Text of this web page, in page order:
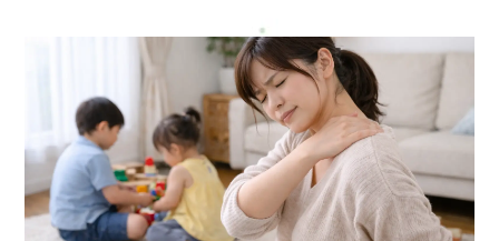
整体では、育児で負担が集中しやすい首・肩・背中・骨盤まわ
りのバランスを整え、筋肉の緊張をやわらげていきます。特に
僧帽筋、肩甲挙筋、小胸筋などの硬さが強い場合は、姿勢全体
を見ながら調整することで頭痛の出にくい状態を目指します。
また、頭痛がある方は肩だけをほぐせばよいわけではありませ
ん。呼吸の浅さ、胸郭の動き、骨盤の傾きなども影響するた
め、全身のつながりを見て施術することが大切です。育児中の
方は自分の体のケアを後回しにしやすいですが、体の負担を整
勢のバランスを整えていきます。育児による首こりは、首だけ
ではなく背中や骨盤のバランスも関係することが多いため、全
身の状態を見ながら施術を行うことが大切です。僧帽筋や肩甲
挙筋、小胸筋の緊張を緩めることで首の動きが改善し、負担の
かかりにくい姿勢に整えていきます。育児中は自分の体のケア
を後回しにしやすいですが、体を整えることで日常の育児も少
し楽になります。横浜や戸塚、戸塚区で育児による首の痛みや
コリに悩んでいる方は、無理を続ける前に体の状態を見直して
まま育児を続けると、次のような不調につながることがありま
す。・首こり・頭痛・背中の張り・腕のだるさ・集中力の低
下・自律神経の乱れ育児中は休息時間が少ないため、筋肉の疲
労が回復しないまま負担が蓄積し、肩こりが慢性化しやすくな
ります。改善方法 育児中の肩こりを改善するには、日常生活の
中で肩や背中の負担を減らす工夫が大切です。・抱っこは左右
交互に行う・授乳時はクッションを使用する・肩甲骨を動かす
ストレッチ・胸の前を伸ばすストレッチ・スマホを見る位置を
高くする・短時間でも休息を取る特に肩甲骨を動かす運動は、
背骨を支える筋肉で、長時間の前かがみ姿勢で負担がかかりま
す。腰方形筋は腰の左右バランスを支える筋肉で、片側抱っこ
が続くと緊張しやすくなります。腸腰筋は姿勢を安定させる筋
肉で、長時間座る姿勢や前かがみ姿勢で硬くなりやすい筋肉で
す。体に起こる変化育児による腰痛では、腰の筋肉が緊張する
だけでなく骨盤や背骨のバランスにも変化が起こります。前か
がみ姿勢が続くと骨盤が後ろに傾きやすくなり、腰の自然なカ
ーブが失われやすくなります。すると背中や腰の筋肉が常に緊
丸くなることで筋肉が緊張しやすくなります。育児による背中
の痛みは、長時間の抱っこや猫背姿勢によって背中の筋肉が疲
労し、血流が低下することで起こりやすくなります。育児・子
育てによる背中の痛みとは育児による背中の痛みは、肩甲骨ま
わりや背中の筋肉に負担が集中することで起こります。特に抱
っこや授乳では、腕を前に出した状態が続くため、背中の筋肉
が常に引っ張られるような状態になります。その結果、背中の
筋肉が緊張し、張りや痛みを感じやすくなります。背中の痛み